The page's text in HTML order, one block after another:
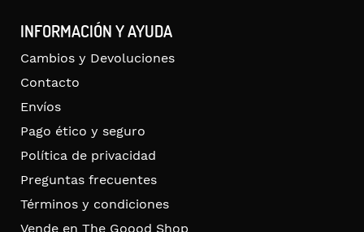
INFORMACIÓN Y AYUDA
Cambios y Devoluciones
Contacto
Envíos
Pago ético y seguro
Política de privacidad
Preguntas frecuentes
Términos y condiciones
Vende en The Goood Shop